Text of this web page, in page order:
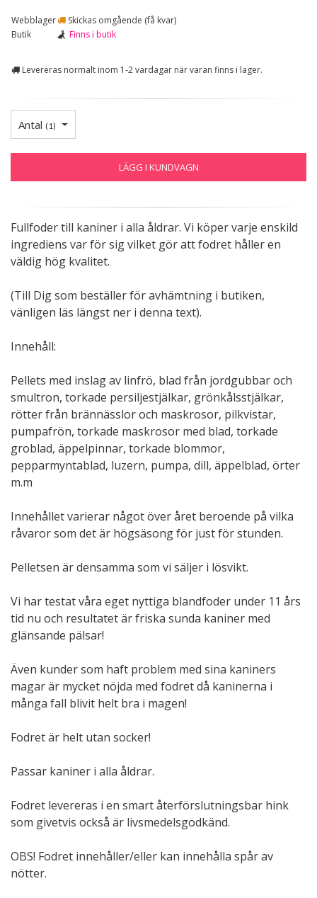
Webblager
Skickas omgående (få kvar)
Butik
Finns i butik
Levereras normalt inom 1-2 vardagar när varan finns i lager.
Antal (1)
LÄGG I KUNDVAGN
Fullfoder till kaniner i alla åldrar. Vi köper varje enskild
ingrediens var för sig vilket gör att fodret håller en
väldig hög kvalitet.
(Till Dig som beställer för avhämtning i butiken,
vänligen läs längst ner i denna text).
Innehåll:
Pellets med inslag av linfrö, blad från jordgubbar och
smultron, torkade persiljestjälkar, grönkålsstjälkar,
rötter från brännässlor och maskrosor, pilkvistar,
pumpafrön, torkade maskrosor med blad, torkade
groblad, äppelpinnar, torkade blommor,
pepparmyntablad, luzern, pumpa, dill, äppelblad, örter
m.m
Innehållet varierar något över året beroende på vilka
råvaror som det är högsäsong för just för stunden.
Pelletsen är densamma som vi säljer i lösvikt.
Vi har testat våra eget nyttiga blandfoder under 11 års
tid nu och resultatet är friska sunda kaniner med
glänsande pälsar!
Även kunder som haft problem med sina kaniners
magar är mycket nöjda med fodret då kaninerna i
många fall blivit helt bra i magen!
Fodret är helt utan socker!
Passar kaniner i alla åldrar.
Fodret levereras i en smart återförslutningsbar hink
som givetvis också är livsmedelsgodkänd.
OBS! Fodret innehåller/eller kan innehålla spår av
nötter.